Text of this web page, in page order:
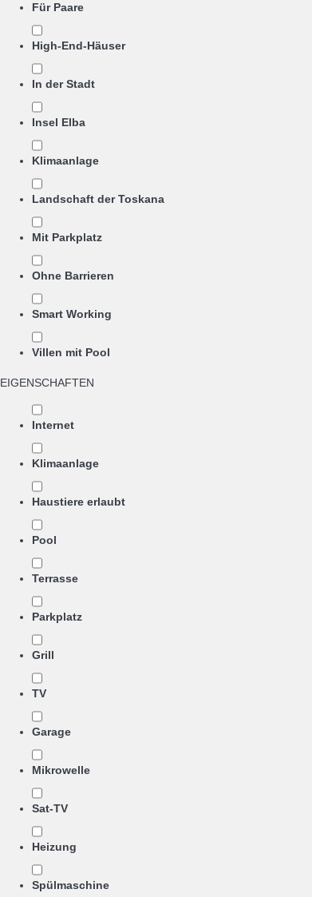
Für Paare
High-End-Häuser
In der Stadt
Insel Elba
Klimaanlage
Landschaft der Toskana
Mit Parkplatz
Ohne Barrieren
Smart Working
Villen mit Pool
EIGENSCHAFTEN
Internet
Klimaanlage
Haustiere erlaubt
Pool
Terrasse
Parkplatz
Grill
TV
Garage
Mikrowelle
Sat-TV
Heizung
Spülmaschine